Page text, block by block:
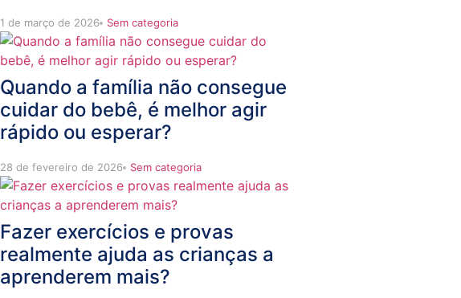
1 de março de 2026 Sem categoria
Quando a família não consegue
cuidar do bebê, é melhor agir
rápido ou esperar?
28 de fevereiro de 2026 Sem categoria
Fazer exercícios e provas
realmente ajuda as crianças a
aprenderem mais?